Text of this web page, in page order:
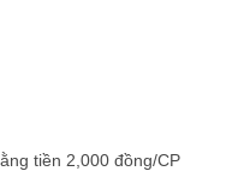
tiền 2,000 đồng/CP